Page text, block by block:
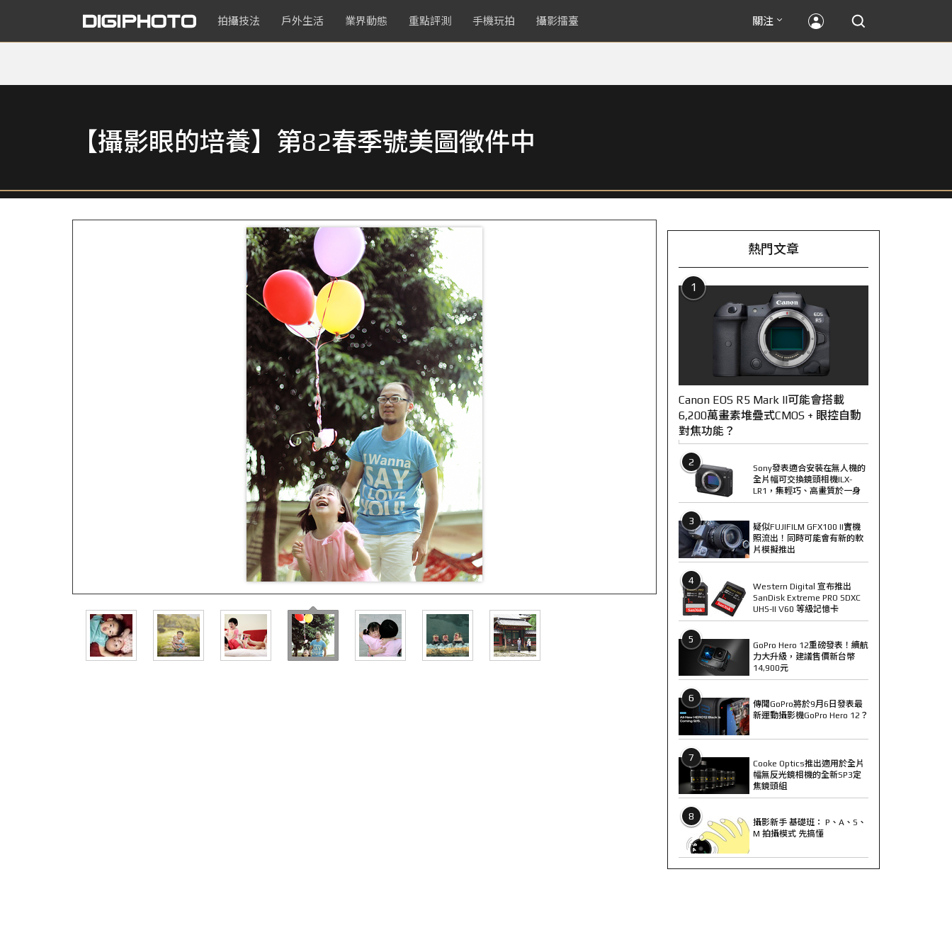
拍攝技法 戶外生活 業界動態 重點評測 手機玩拍 攝影擂臺 關注
【攝影眼的培養】第82春季號美圖徵件中
熱門文章
1
Canon EOS R5 Mark II可能會搭載
6,200萬畫素堆疊式CMOS + 眼控自動
對焦功能？
2
Sony發表適合安裝在無人機的
全片幅可交換鏡頭相機ILX-
LR1，集輕巧、高畫質於一身
3
疑似FUJIFILM GFX100 II實機
照流出！同時可能會有新的軟
片模擬推出
4
Western Digital 宣布推出
SanDisk Extreme PRO SDXC
UHS-II V60 等級記憶卡
5
GoPro Hero 12重磅發表！續航
力大升級，建議售價新台幣
14,900元
6
傳聞GoPro將於9月6日發表最
新運動攝影機GoPro Hero 12？
7
Cooke Optics推出適用於全片
幅無反光鏡相機的全新SP3定
焦鏡頭組
8
攝影新手 基礎班： P、A、S、
M 拍攝模式 先搞懂